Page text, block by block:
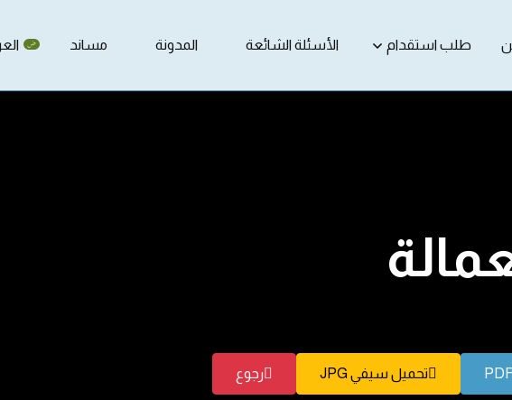
طلب استقدام الأسئلة الشائعة المدونة مساند
تحميل سيفي JPG رجوع